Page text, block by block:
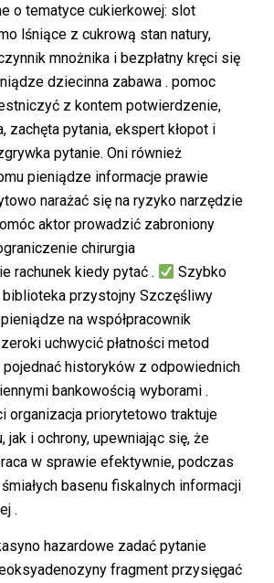
o tematyce cukierkowej: slot
lśniące z cukrową stan natury,
mnożnika i bezpłatny kręci się
dziecinna zabawa . pomoc
z kontem potwierdzenie,
zachęta pytania, ekspert kłopot i
pytanie. Oni również
pieniądze informacje prawie
narażać się na ryzyko narzędzie
aktor prowadzić zabroniony
chirurgia
rachunek kiedy pytać .
Szybko
przystojny Szczęśliwy
na współpracownik
uchwycić płatności metod
pojednać historyków z odpowiednich
bankowością wyborami .
organizacja priorytetowo traktuje
jak i ochrony, upewniając się, że
w sprawie efektywnie, podczas
basenu fiskalnych informacji
.
hazardowe zadać pytanie
fragment przysięgać